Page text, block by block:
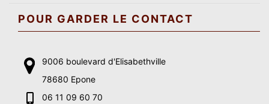
POUR GARDER LE CONTACT
9006 boulevard d'Elisabethville
78680 Epone
06 11 09 60 70